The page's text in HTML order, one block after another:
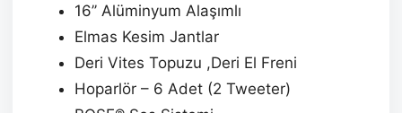
16’’ Alüminyum Alaşımlı
Elmas Kesim Jantlar
Deri Vites Topuzu ,Deri El Freni
Hoparlör – 6 Adet (2 Tweeter)